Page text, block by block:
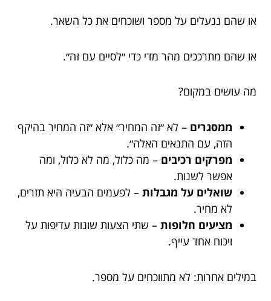
או שהם ננעלים על מספר ושוכחים את כל השאר.
או שהם מתרככים מהר מדי כדי ״לסיים עם זה״.
מה עושים במקום?
ממסגרים – לא ״זה המחיר״ אלא ״זה המחיר בהיקף
הזה, עם התנאים האלה״.
מפרקים רכיבים – מה כלול, מה לא כלול, ומה
אפשר לשנות.
שואלים על מגבלות – לפעמים הבעיה היא תזרים,
לא מחיר.
מציעים חלופות – שתי הצעות שונות עדיפות על
ויכוח אחד עייף.
במילים אחרות: לא מתווכחים על מספר.